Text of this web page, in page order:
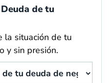
de tu
la situación de tu
y sin presión.